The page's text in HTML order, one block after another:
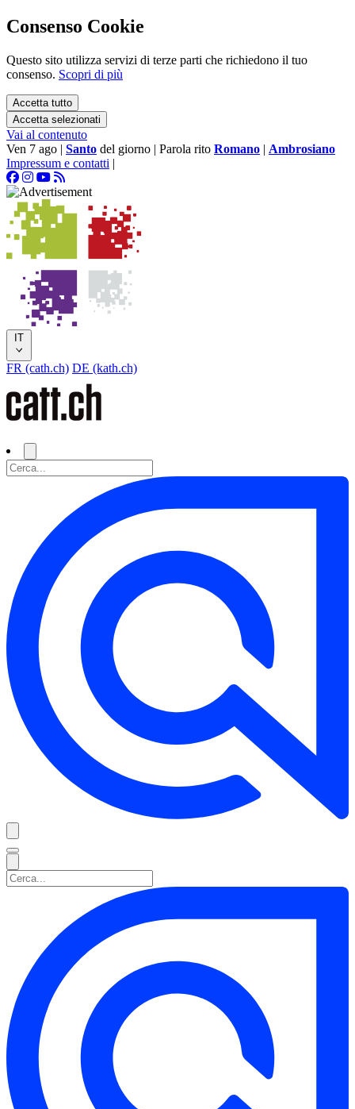
Consenso Cookie
Questo sito utilizza servizi di terze parti che richiedono il tuo
consenso. Scopri di più
Accetta tutto
Accetta selezionati
Vai al contenuto
Ven 7 ago | Santo del giorno | Parola rito Romano | Ambrosiano
Impressum e contatti |
IT
FR (cath.ch) DE (kath.ch)